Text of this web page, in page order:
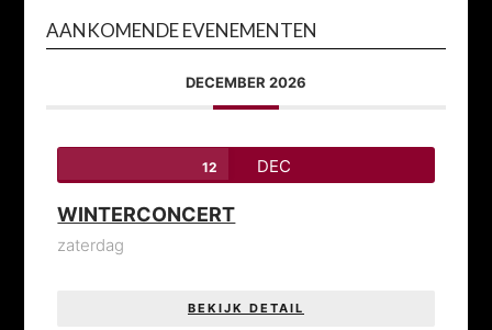
AANKOMENDE EVENEMENTEN
DECEMBER 2026
12 DEC
WINTERCONCERT
zaterdag
BEKIJK DETAIL